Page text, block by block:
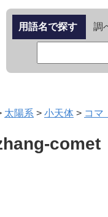
用語名で探す 調
太陽系 > 小天体 > コマ
comet